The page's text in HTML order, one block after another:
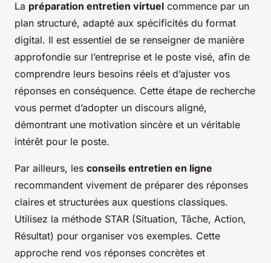
La préparation entretien virtuel commence par un
plan structuré, adapté aux spécificités du format
digital. Il est essentiel de se renseigner de manière
approfondie sur l’entreprise et le poste visé, afin de
comprendre leurs besoins réels et d’ajuster vos
réponses en conséquence. Cette étape de recherche
vous permet d’adopter un discours aligné,
démontrant une motivation sincère et un véritable
intérêt pour le poste.
Par ailleurs, les conseils entretien en ligne
recommandent vivement de préparer des réponses
claires et structurées aux questions classiques.
Utilisez la méthode STAR (Situation, Tâche, Action,
Résultat) pour organiser vos exemples. Cette
approche rend vos réponses concrètes et